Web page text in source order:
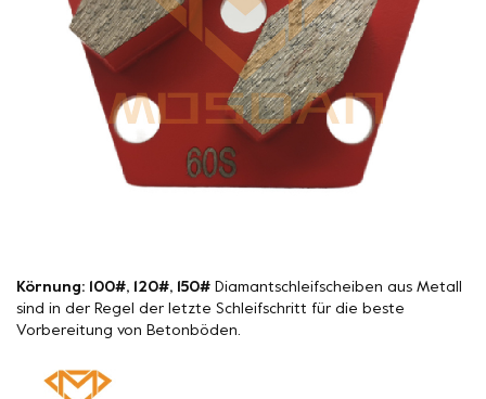
Körnung: 100#, 120#, 150#
Diamantschleifscheiben aus Metall
sind in der Regel der letzte Schleifschritt für die beste
Vorbereitung von Betonböden.